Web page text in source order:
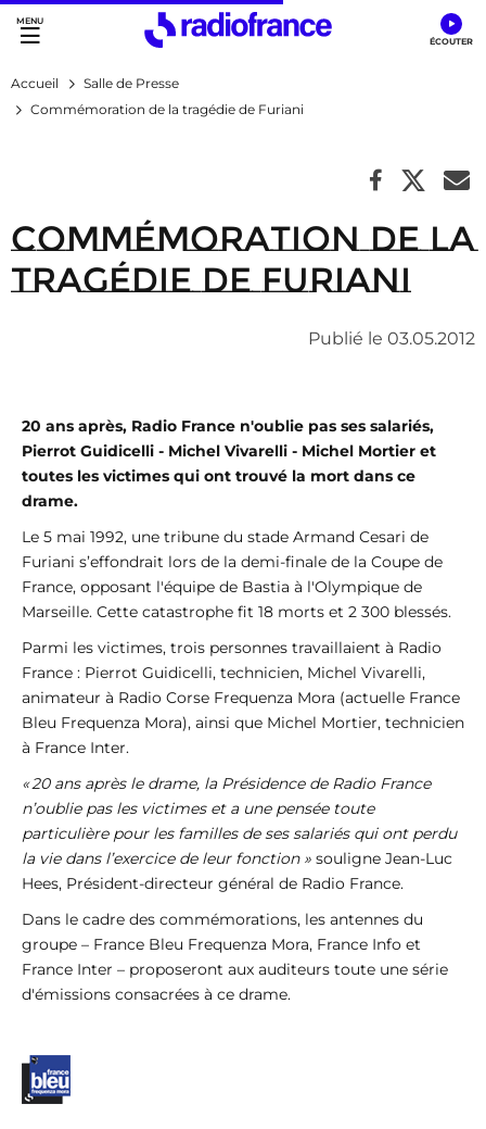
Accès direct :
Menu principal
Contenu
Accueil
Salle de Presse
Commémoration de la tragédie de Furiani
Commémoration de la
tragédie de Furiani
Publié le 03.05.2012
20 ans après, Radio France n'oublie pas ses salariés,
Pierrot Guidicelli - Michel Vivarelli - Michel Mortier et
toutes les victimes qui ont trouvé la mort dans ce
drame.
Le 5 mai 1992, une tribune du stade Armand Cesari de
Furiani s’effondrait lors de la demi-finale de la Coupe de
France, opposant l'équipe de Bastia à l'Olympique de
Marseille. Cette catastrophe fit 18 morts et 2 300 blessés.
Parmi les victimes, trois personnes travaillaient à Radio
France : Pierrot Guidicelli, technicien, Michel Vivarelli,
animateur à Radio Corse Frequenza Mora (actuelle France
Bleu Frequenza Mora), ainsi que Michel Mortier, technicien
à France Inter.
« 20 ans après le drame, la Présidence de Radio France
n’oublie pas les victimes et a une pensée toute
particulière pour les familles de ses salariés qui ont perdu
la vie dans l’exercice de leur fonction » souligne Jean-Luc
Hees, Président-directeur général de Radio France.
Dans le cadre des commémorations, les antennes du
groupe – France Bleu Frequenza Mora, France Info et
France Inter – proposeront aux auditeurs toute une série
d'émissions consacrées à ce drame.